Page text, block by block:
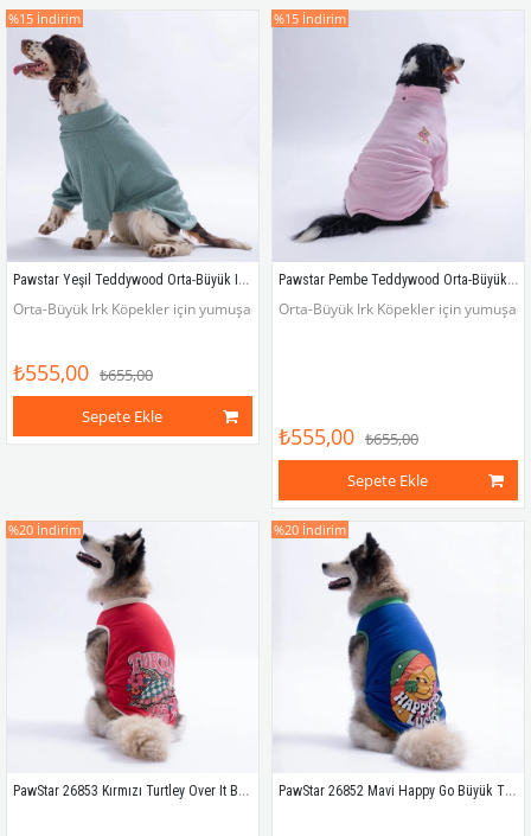
Pawstar Yeşil Teddywood Orta-Büyük Irk Köpek Sweatshirtü
Orta-Büyük Irk Köpekler için yumuşacık, elastik sweatshirt
₺555,00 ₺655,00
Sepete Ekle
%15 İndirim
Pawstar Pembe Teddywood Orta-Büyük Irk Köpek Sweatshirtü
Orta-Büyük Irk Köpekler için
₺555,00 ₺655,00
Sepete Ekle
%15 İndirim
PawStar 26853 Kırmızı Turtley Over It Büyük Tişört
%20 İndirim
PawStar 26852 Mavi Happy Go Büyük Tişört
%20 İndirim